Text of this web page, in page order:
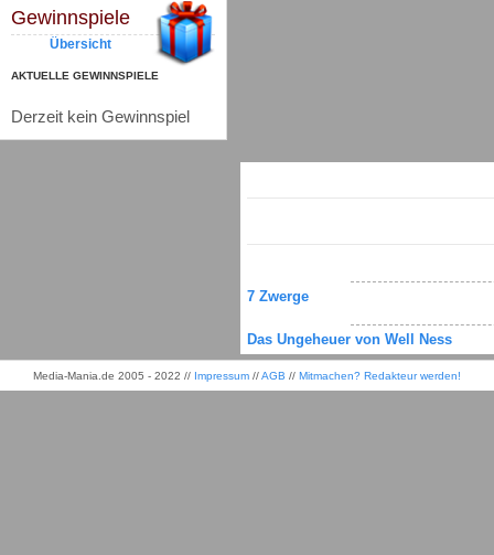
Gewinnspiele
Übersicht
AKTUELLE GEWINNSPIELE
Derzeit kein Gewinnspiel
7 Zwerge
Das Ungeheuer von Well Ness
Media-Mania.de 2005 - 2022 // Impressum //AGB // Mitmachen? Redakteur werden!